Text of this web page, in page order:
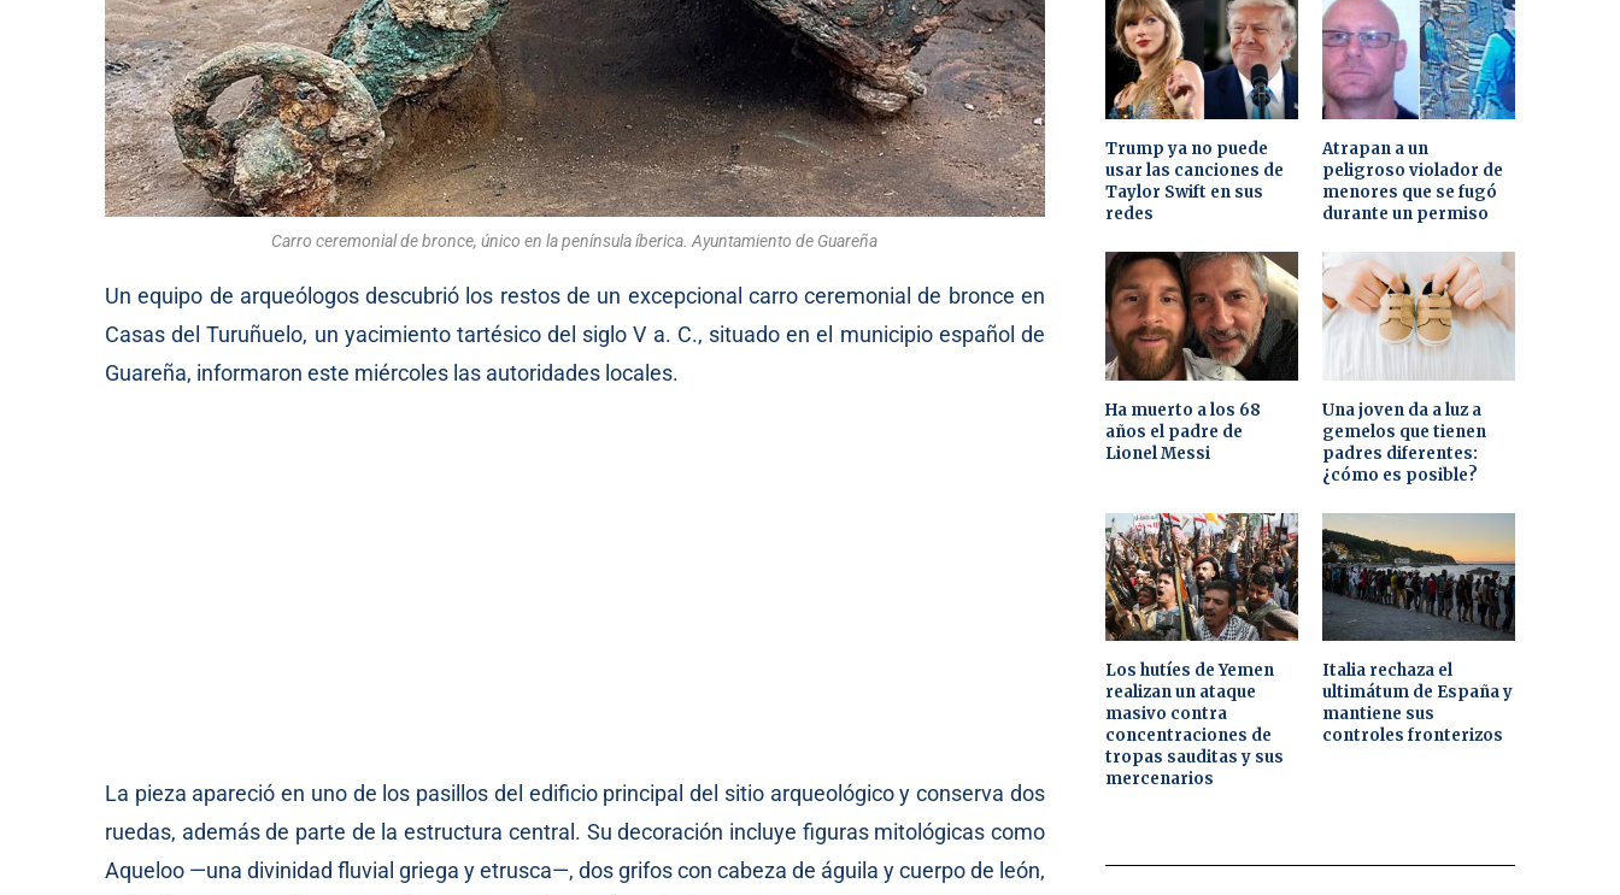
Carro ceremonial de bronce, único en la península íberica. Ayuntamiento de Guareña
Un equipo de arqueólogos descubrió los restos de un excepcional carro ceremonial de bronce en
Casas del Turuñuelo, un yacimiento tartésico del siglo V a. C., situado en el municipio español de
Guareña, informaron este miércoles las autoridades locales.
La pieza apareció en uno de los pasillos del edificio principal del sitio arqueológico y conserva dos
ruedas, además de parte de la estructura central. Su decoración incluye figuras mitológicas como
Aqueloo —una divinidad fluvial griega y etrusca—, dos grifos con cabeza de águila y cuerpo de león,
Trump ya no puede
usar las canciones de
Taylor Swift en sus
redes
Atrapan a un
peligroso violador de
menores que se fugó
durante un permiso
Ha muerto a los 68
años el padre de
Lionel Messi
Una joven da a luz a
gemelos que tienen
padres diferentes:
¿cómo es posible?
Los hutíes de Yemen
realizan un ataque
masivo contra
concentraciones de
tropas sauditas y sus
mercenarios
Italia rechaza el
ultimátum de España y
mantiene sus
controles fronterizos